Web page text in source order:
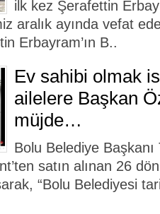
ilk kez Şerafettin
aralık ayında vefat
Erbayram’ın B..
Ev sahibi olmak
ailelere Başkan
müjde…
Bolu Belediye
satın alınan 26
“Bolu Belediyesi